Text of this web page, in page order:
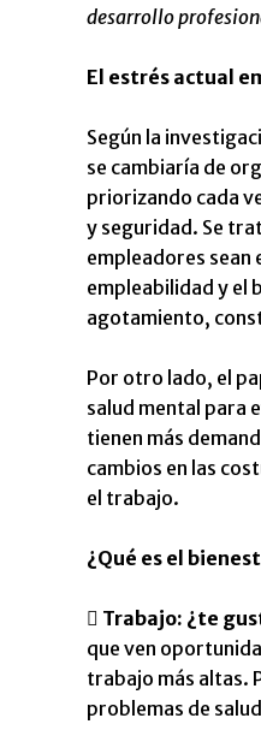
desarrollo
El estrés actual
Según la
se cambiaría de
priorizando cada
y seguridad. Se
empleadores sean
empleabilidad y el
agotamiento,
Por otro lado, el
salud mental para
tienen más
cambios en las
el trabajo.
¿Qué es el
 Trabajo: ¿te
que ven
trabajo más altas.
problemas de